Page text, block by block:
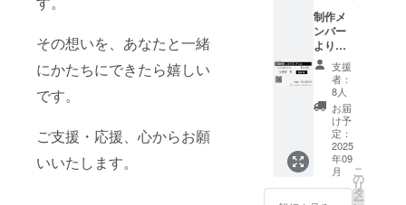
その想いを、あなたと一緒
にかたちにできたら嬉しい
です。
ご支援・応援、心からお願
いいたします。
です。
掲載期
間：事
業が存
在する
限り掲
載させ
ていた
だきま
す 注意
事項：
詳細は
メール
にてご
れてい
る上映
会にご
招待さ
せてい
ただき
ます。
制作メ
ンバー
よりお
礼の
メール
＋脚本
を製本
してお
渡し 制
作メン
バーか
らのお
礼の
支援
者：
8人
お届
け予
定：
2025
年09
月
こ
の
リ
タ
ー